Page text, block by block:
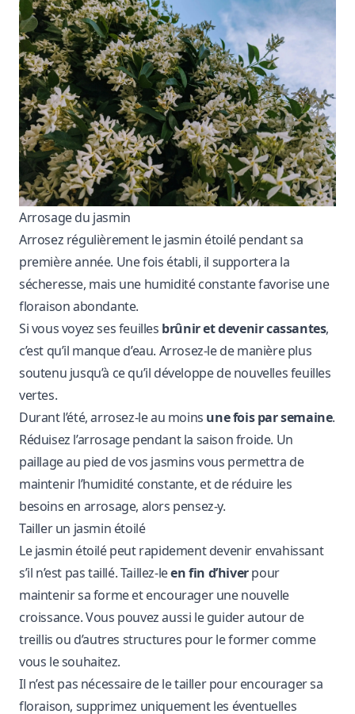
Arrosage du jasmin
Arrosez régulièrement le jasmin étoilé pendant sa
première année. Une fois établi, il supportera la
sécheresse, mais une humidité constante favorise une
floraison abondante.
Si vous voyez ses feuilles brûnir et devenir cassantes,
c’est qu’il manque d’eau. Arrosez-le de manière plus
soutenu jusqu’à ce qu’il développe de nouvelles feuilles
vertes.
Durant l’été, arrosez-le au moins une fois par semaine.
Réduisez l’arrosage pendant la saison froide. Un
paillage au pied de vos jasmins vous permettra de
maintenir l’humidité constante, et de réduire les
besoins en arrosage, alors pensez-y.
Tailler un jasmin étoilé
Le jasmin étoilé peut rapidement devenir envahissant
s’il n’est pas taillé. Taillez-leen fin d’hiverpour
maintenir sa forme et encourager une nouvelle
croissance. Vous pouvez aussi le guider autour de
treillis ou d’autres structures pour le former comme
vous le souhaitez.
Il n’est pas nécessaire de le tailler pour encourager sa
floraison, supprimez uniquement les éventuelles